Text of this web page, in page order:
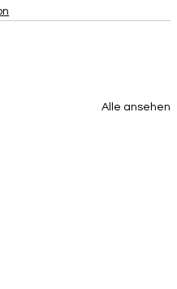
Alle ansehen